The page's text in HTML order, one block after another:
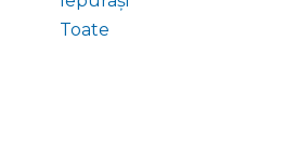
Toate